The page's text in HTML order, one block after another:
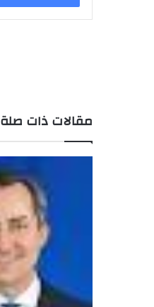
مقالات ذات صلة